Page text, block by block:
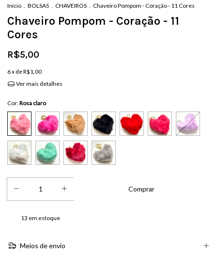
Início . BOLSAS . CHAVEIROS . Chaveiro Pompom - Coração - 11 Cores
Chaveiro Pompom - Coração - 11
Cores
R$5,00
6x deR$1,00
Ver mais detalhes
Cor:Rosa claro
13 em estoque
Meios de envio